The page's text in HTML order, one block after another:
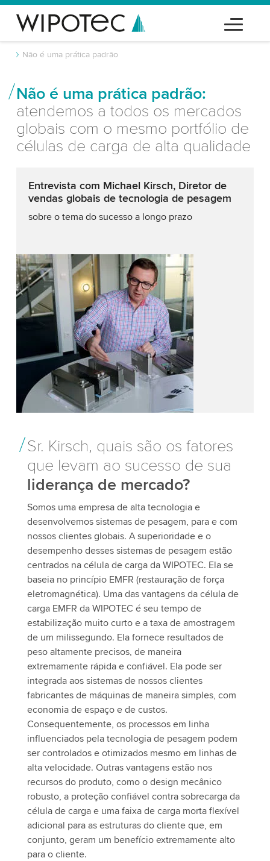
Não é uma prática padrão
Não é uma prática padrão:
atendemos a todos os mercados
globais com o mesmo portfólio de
células de carga de alta qualidade
Entrevista com Michael Kirsch, Diretor de
vendas globais de tecnologia de pesagem
sobre o tema do sucesso a longo prazo
Sr. Kirsch, quais são os fatores
que levam ao sucesso de sua
liderança de mercado?
Somos uma empresa de alta tecnologia e
desenvolvemos sistemas de pesagem, para e com
nossos clientes globais. A superioridade e o
desempenho desses sistemas de pesagem estão
centrados na célula de carga da WIPOTEC. Ela se
baseia no princípio EMFR (restauração de força
eletromagnética). Uma das vantagens da célula de
carga EMFR da WIPOTEC é seu tempo de
estabilização muito curto e a taxa de amostragem
de um milissegundo. Ela fornece resultados de
peso altamente precisos, de maneira
extremamente rápida e confiável. Ela pode ser
integrada aos sistemas de nossos clientes
fabricantes de máquinas de maneira simples, com
economia de espaço e de custos.
Consequentemente, os processos em linha
influenciados pela tecnologia de pesagem podem
ser controlados e otimizados mesmo em linhas de
alta velocidade. Outras vantagens estão nos
recursos do produto, como o design mecânico
robusto, a proteção confiável contra sobrecarga da
célula de carga e uma faixa de carga morta flexível
adicional para as estruturas do cliente que, em
conjunto, geram um benefício extremamente alto
para o cliente.